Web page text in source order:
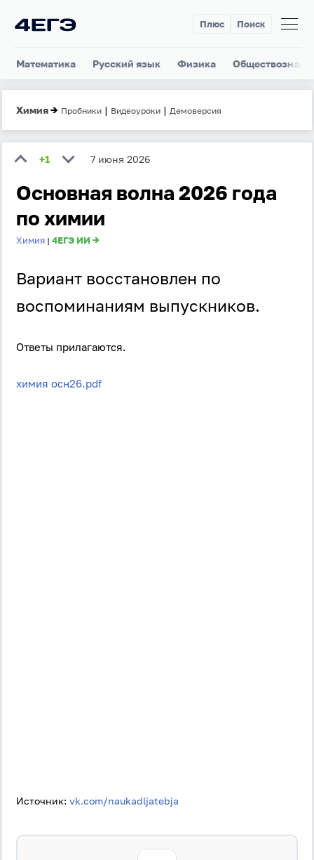
Плюс Поиск
Математика Русский язык Физика
Химия→ Пробники | Видеоуроки | Демоверсия
+1 7 июня 2026
Основная волна 2026 года
по химии
Химия | 4ЕГЭ ИИ →
Вариант восстановлен по
воспоминаниям выпускников.
Ответы прилагаются.
химия осн26.pdf
Источник: vk.com/naukadljatebja